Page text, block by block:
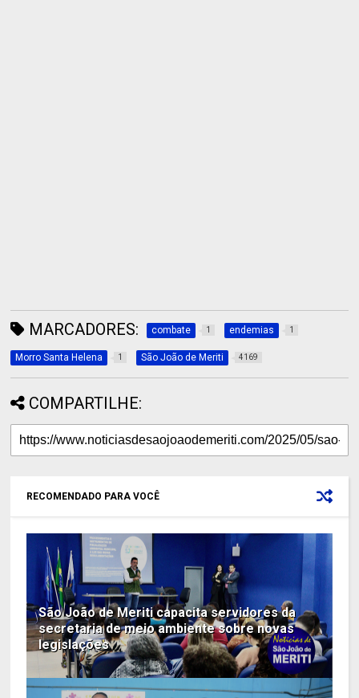
MARCADORES: combate 1 endemias 1
Morro Santa Helena 1 São João de Meriti 4169
COMPARTILHE:
RECOMENDADO PARA VOCÊ
São João de Meriti capacita servidores da
secretaria de meio ambiente sobre novas
legislações